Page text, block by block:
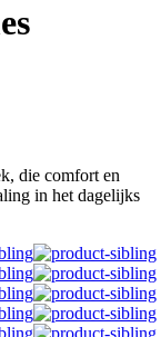
die comfort en
in het dagelijks